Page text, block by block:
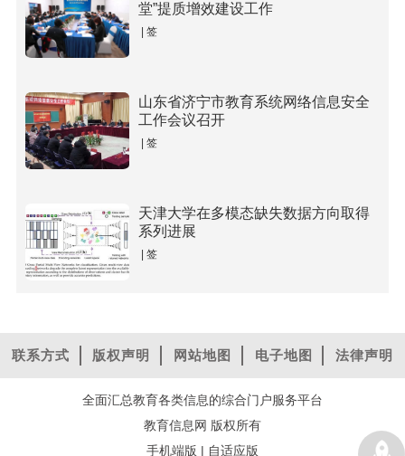
堂”提质增效建设工作
| 签
山东省济宁市教育系统网络信息安全
工作会议召开
| 签
天津大学在多模态缺失数据方向取得
系列进展
| 签
联系方式 版权声明 网站地图 电子地图 法律声明
全面汇总教育各类信息的综合门户服务平台
教育信息网 版权所有
手机端版 | 自适应版